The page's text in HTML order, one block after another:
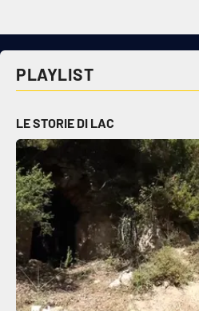
PLAYLIST
LE STORIE DI LAC